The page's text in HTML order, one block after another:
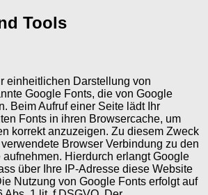
Tools
einheitlichen Darstellung von
Google Fonts, die von Google
Beim Aufruf einer Seite lädt Ihr
Fonts in ihren Browsercache, um
korrekt anzuzeigen. Zu diesem Zweck
Browser Verbindung zu den
Hierdurch erlangt Google
über Ihre IP-Adresse diese Website
Nutzung von Google Fonts erfolgt auf